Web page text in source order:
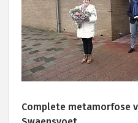
Complete metamorfose